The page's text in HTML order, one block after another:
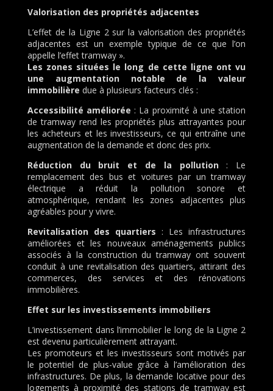
Valorisation des propriétés adjacentes
L’effet de la Ligne 2 sur la valorisation des propriétés
adjacentes est un exemple typique de ce que l’on
appelle l’effet tramway ».
Les zones situées le long de cette ligne ont vu
une augmentation notable de la valeur
immobilière due à plusieurs facteurs clés :
Accessibilité améliorée : La proximité à une station
de tramway rend les propriétés plus attrayantes pour
les acheteurs et les investisseurs, ce qui entraîne une
augmentation de la demande et donc des prix.
Réduction du bruit et de la pollution: Le
remplacement des bus et voitures par un tramway
électrique a réduit la pollution sonore et
atmosphérique, rendant les zones adjacentes plus
agréables pour y vivre.
Revitalisation des quartiers : Les infrastructures
améliorées et les nouveaux aménagements publics
associés à la construction du tramway ont souvent
conduit à une revitalisation des quartiers, attirant des
commerces, des services et des rénovations
immobilières.
Effet sur les investissements immobiliers
L’investissement dans l’immobilier le long de la Ligne 2
est devenu particulièrement attrayant.
Les promoteurs et les investisseurs sont motivés par
le potentiel de plus-value grâce à l’amélioration des
infrastructures. De plus, la demande locative pour des
logements à proximité des stations de tramway est